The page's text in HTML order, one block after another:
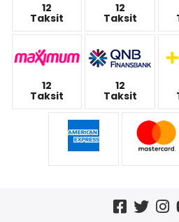
12
Taksit
12
Taksit
12
Taksit
12
Taksit